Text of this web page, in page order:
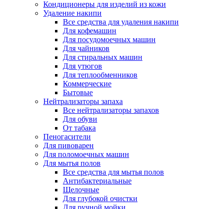
Кондиционеры для изделий из кожи
Удаление накипи
Все средства для удаления накипи
Для кофемашин
Для посудомоечных машин
Для чайников
Для стиральных машин
Для утюгов
Для теплообменников
Коммерческие
Бытовые
Нейтрализаторы запаха
Все нейтрализаторы запахов
Для обуви
От табака
Пеногасители
Для пивоварен
Для поломоечных машин
Для мытья полов
Все средства для мытья полов
Антибактериальные
Щелочные
Для глубокой очистки
Для ручной мойки